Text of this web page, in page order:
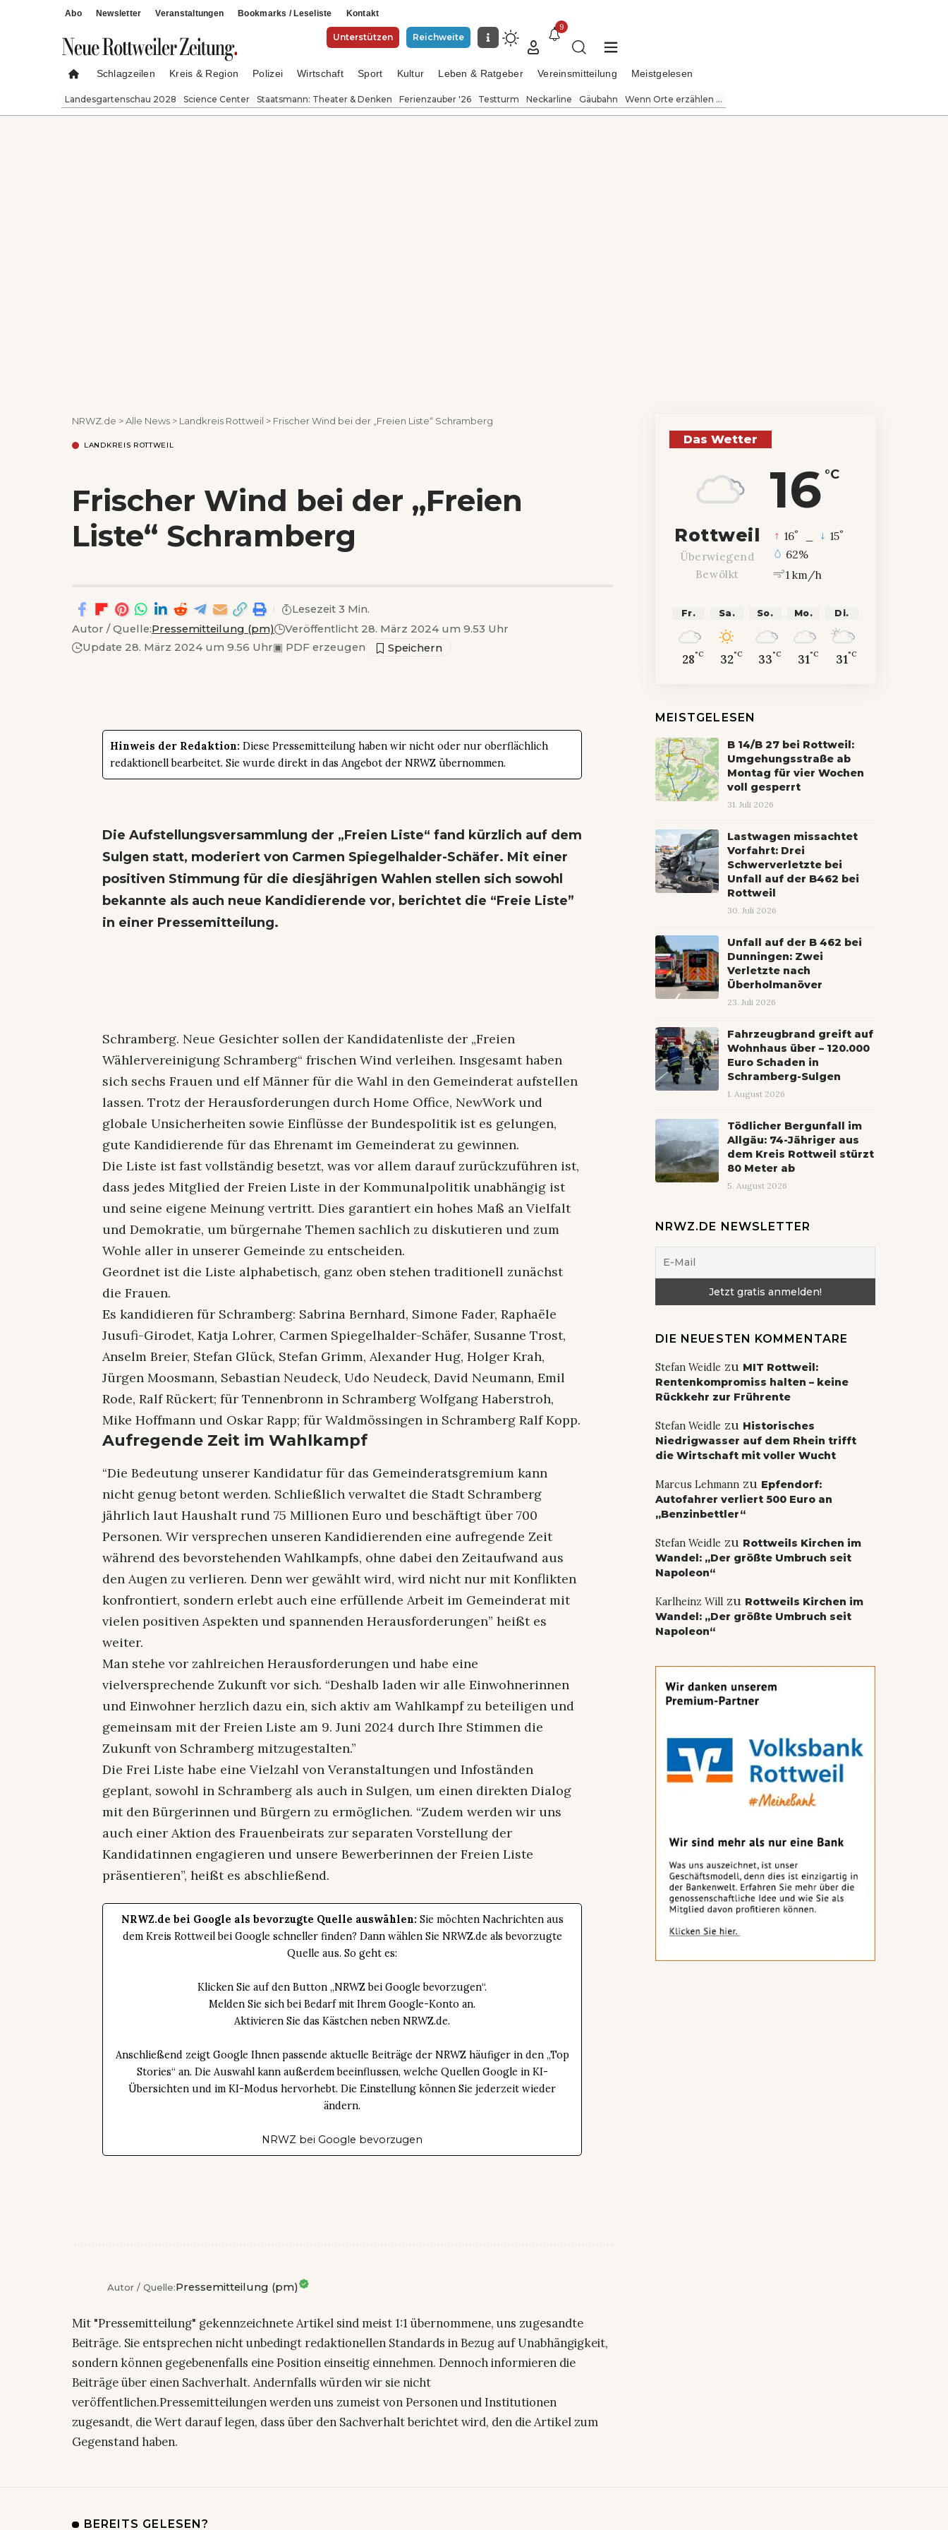
Abo Newsletter Veranstaltungen Bookmarks / Leseliste Kontakt
Unterstützen Reichweite
9
Schlagzeilen Kreis & Region Polizei Wirtschaft Sport Kultur Leben & Ratgeber Vereinsmitteilung Meistgelesen
Landesgartenschau 2028 Science Center Staatsmann: Theater & Denken Ferienzauber '26 Testturm Neckarline Gäubahn Wenn Orte erzählen ...
NRWZ.de >Alle News > Landkreis Rottweil > Frischer Wind bei der „Freien Liste“ Schramberg
LANDKREIS ROTTWEIL
Frischer Wind bei der „Freien
Liste“ Schramberg
Autor / Quelle:Pressemitteilung (pm)
Veröffentlicht 28. März 2024 um 9.53 Uhr
Update 28. März 2024 um 9.56 Uhr▣ PDF erzeugen
Lesezeit 3 Min.
Hinweis der Redaktion: Diese Pressemitteilung haben wir nicht oder nur oberflächlich
redaktionell bearbeitet. Sie wurde direkt in das Angebot der NRWZ übernommen.
Die Aufstellungsversammlung der „Freien Liste“ fand kürzlich auf dem
Sulgen statt, moderiert von Carmen Spiegelhalder-Schäfer. Mit einer
positiven Stimmung für die diesjährigen Wahlen stellen sich sowohl
bekannte als auch neue Kandidierende vor, berichtet die “Freie Liste”
in einer Pressemitteilung.
Schramberg. Neue Gesichter sollen der Kandidatenliste der „Freien
Wählervereinigung Schramberg“ frischen Wind verleihen. Insgesamt haben
sich sechs Frauen und elf Männer für die Wahl in den Gemeinderat aufstellen
lassen. Trotz der Herausforderungen durch Home Office, NewWork und
globale Unsicherheiten sowie Einflüsse der Bundespolitik ist es gelungen,
gute Kandidierende für das Ehrenamt im Gemeinderat zu gewinnen.
Die Liste ist fast vollständig besetzt, was vor allem darauf zurückzuführen ist,
dass jedes Mitglied der Freien Liste in der Kommunalpolitik unabhängig ist
und seine eigene Meinung vertritt. Dies garantiert ein hohes Maß an Vielfalt
und Demokratie, um bürgernahe Themen sachlich zu diskutieren und zum
Wohle aller in unserer Gemeinde zu entscheiden.
Geordnet ist die Liste alphabetisch, ganz oben stehen traditionell zunächst
die Frauen.
Es kandidieren für Schramberg: Sabrina Bernhard, Simone Fader, Raphaële
Jusufi-Girodet, Katja Lohrer, Carmen Spiegelhalder-Schäfer, Susanne Trost,
Anselm Breier, Stefan Glück, Stefan Grimm, Alexander Hug, Holger Krah,
Jürgen Moosmann, Sebastian Neudeck, Udo Neudeck, David Neumann, Emil
Rode, Ralf Rückert; für Tennenbronn in Schramberg Wolfgang Haberstroh,
Mike Hoffmann und Oskar Rapp; für Waldmössingen in Schramberg Ralf Kopp.
Aufregende Zeit im Wahlkampf
“Die Bedeutung unserer Kandidatur für das Gemeinderatsgremium kann
nicht genug betont werden. Schließlich verwaltet die Stadt Schramberg
jährlich laut Haushalt rund 75 Millionen Euro und beschäftigt über 700
Personen. Wir versprechen unseren Kandidierenden eine aufregende Zeit
während des bevorstehenden Wahlkampfs, ohne dabei den Zeitaufwand aus
den Augen zu verlieren. Denn wer gewählt wird, wird nicht nur mit Konflikten
konfrontiert, sondern erlebt auch eine erfüllende Arbeit im Gemeinderat mit
vielen positiven Aspekten und spannenden Herausforderungen” heißt es
weiter.
Man stehe vor zahlreichen Herausforderungen und habe eine
vielversprechende Zukunft vor sich. “Deshalb laden wir alle Einwohnerinnen
und Einwohner herzlich dazu ein, sich aktiv am Wahlkampf zu beteiligen und
gemeinsam mit der Freien Liste am 9. Juni 2024 durch Ihre Stimmen die
Zukunft von Schramberg mitzugestalten.”
Die Frei Liste habe eine Vielzahl von Veranstaltungen und Infoständen
geplant, sowohl in Schramberg als auch in Sulgen, um einen direkten Dialog
mit den Bürgerinnen und Bürgern zu ermöglichen. “Zudem werden wir uns
auch einer Aktion des Frauenbeirats zur separaten Vorstellung der
Kandidatinnen engagieren und unsere Bewerberinnen der Freien Liste
präsentieren”, heißt es abschließend.
NRWZ.de bei Google als bevorzugte Quelle auswählen: Sie möchten Nachrichten aus
dem Kreis Rottweil bei Google schneller finden? Dann wählen Sie NRWZ.de als bevorzugte
Quelle aus. So geht es:
Klicken Sie auf den Button „NRWZ bei Google bevorzugen“.
Melden Sie sich bei Bedarf mit Ihrem Google-Konto an.
Aktivieren Sie das Kästchen neben NRWZ.de.
Anschließend zeigt Google Ihnen passende aktuelle Beiträge der NRWZ häufiger in den „Top
Stories“ an. Die Auswahl kann außerdem beeinflussen, welche Quellen Google in KI-
Übersichten und im KI-Modus hervorhebt. Die Einstellung können Sie jederzeit wieder
ändern.
NRWZ bei Google bevorzugen
Autor / Quelle:Pressemitteilung (pm)
Mit "Pressemitteilung" gekennzeichnete Artikel sind meist 1:1 übernommene, uns zugesandte
Beiträge. Sie entsprechen nicht unbedingt redaktionellen Standards in Bezug auf Unabhängigkeit,
sondern können gegebenenfalls eine Position einseitig einnehmen. Dennoch informieren die
Beiträge über einen Sachverhalt. Andernfalls würden wir sie nicht
veröffentlichen.Pressemitteilungen werden uns zumeist von Personen und Institutionen
zugesandt, die Wert darauf legen, dass über den Sachverhalt berichtet wird, den die Artikel zum
Gegenstand haben.
Das Wetter
16 °C
Rottweil
Überwiegend
Bewölkt
16° 15°
62%
1 km/h
Fr.
28°C
Sa.
32°C
So.
33°C
Mo.
31°C
Di.
31°C
MEISTGELESEN
B 14/B 27 bei Rottweil:
Umgehungsstraße ab
Montag für vier Wochen
voll gesperrt
31. Juli 2026
Lastwagen missachtet
Vorfahrt: Drei
Schwerverletzte bei
Unfall auf der B462 bei
Rottweil
30. Juli 2026
Unfall auf der B 462 bei
Dunningen: Zwei
Verletzte nach
Überholmanöver
23. Juli 2026
Fahrzeugbrand greift auf
Wohnhaus über – 120.000
Euro Schaden in
Schramberg-Sulgen
1. August 2026
Tödlicher Bergunfall im
Allgäu: 74-Jähriger aus
dem Kreis Rottweil stürzt
80 Meter ab
5. August 2026
NRWZ.DE NEWSLETTER
DIE NEUESTEN KOMMENTARE
Stefan Weidle zu MIT Rottweil:
Rentenkompromiss halten – keine
Rückkehr zur Frührente
Stefan Weidle zu Historisches
Niedrigwasser auf dem Rhein trifft
die Wirtschaft mit voller Wucht
Marcus Lehmannzu Epfendorf:
Autofahrer verliert 500 Euro an
„Benzinbettler“
Stefan Weidle zu Rottweils Kirchen im
Wandel: „Der größte Umbruch seit
Napoleon“
Karlheinz Willzu Rottweils Kirchen im
Wandel: „Der größte Umbruch seit
Napoleon“
BEREITS GELESEN?